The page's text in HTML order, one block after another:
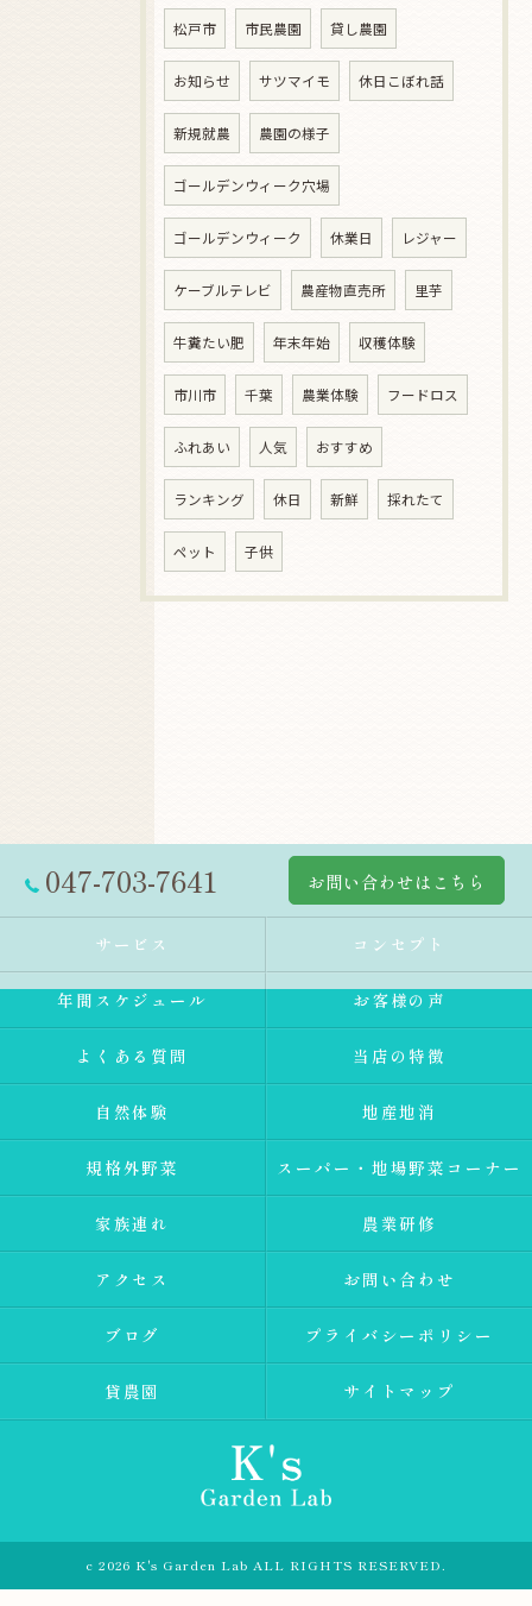
松戸市 市民農園 貸し農園
お知らせ サツマイモ 休日こぼれ話
新規就農 農園の様子
ゴールデンウィーク穴場
ゴールデンウィーク 休業日 レジャー
ケーブルテレビ 農産物直売所 里芋
牛糞たい肥 年末年始 収穫体験
市川市 千葉 農業体験 フードロス
ふれあい 人気 おすすめ
ランキング 休日 新鮮 採れたて
ペット 子供
047-703-7641 お問い合わせはこちら
サービス コンセプト
年間スケジュール お客様の声
よくある質問 当店の特徴
自然体験 地産地消
規格外野菜 スーパー・地場野菜コーナー
家族連れ 農業研修
アクセス お問い合わせ
ブログ プライバシーポリシー
貸農園 サイトマップ
c 2026 K's Garden Lab ALL RIGHTS RESERVED.